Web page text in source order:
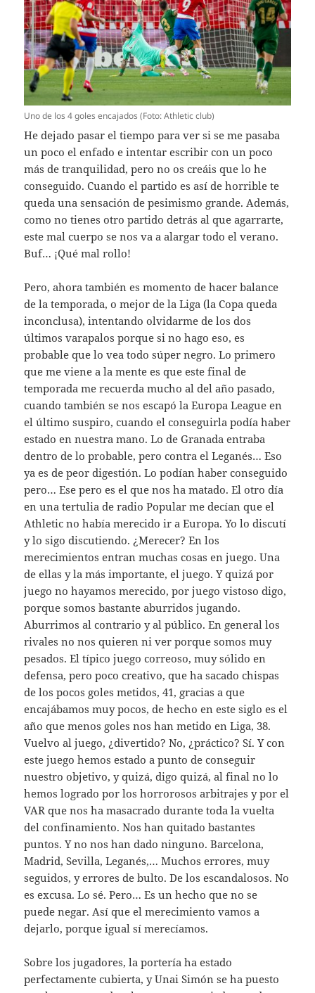
Uno de los 4 goles encajados (Foto: Athletic club)
He dejado pasar el tiempo para ver si se me pasaba
un poco el enfado e intentar escribir con un poco
más de tranquilidad, pero no os creáis que lo he
conseguido. Cuando el partido es así de horrible te
queda una sensación de pesimismo grande. Además,
como no tienes otro partido detrás al que agarrarte,
este mal cuerpo se nos va a alargar todo el verano.
Buf… ¡Qué mal rollo!
Pero, ahora también es momento de hacer balance
de la temporada, o mejor de la Liga (la Copa queda
inconclusa), intentando olvidarme de los dos
últimos varapalos porque si no hago eso, es
probable que lo vea todo súper negro. Lo primero
que me viene a la mente es que este final de
temporada me recuerda mucho al del año pasado,
cuando también se nos escapó la Europa League en
el último suspiro, cuando el conseguirla podía haber
estado en nuestra mano. Lo de Granada entraba
dentro de lo probable, pero contra el Leganés… Eso
ya es de peor digestión. Lo podían haber conseguido
pero… Ese pero es el que nos ha matado. El otro día
en una tertulia de radio Popular me decían que el
Athletic no había merecido ir a Europa. Yo lo discutí
y lo sigo discutiendo. ¿Merecer? En los
merecimientos entran muchas cosas en juego. Una
de ellas y la más importante, el juego. Y quizá por
juego no hayamos merecido, por juego vistoso digo,
porque somos bastante aburridos jugando.
Aburrimos al contrario y al público. En general los
rivales no nos quieren ni ver porque somos muy
pesados. El típico juego correoso, muy sólido en
defensa, pero poco creativo, que ha sacado chispas
de los pocos goles metidos, 41, gracias a que
encajábamos muy pocos, de hecho en este siglo es el
año que menos goles nos han metido en Liga, 38.
Vuelvo al juego, ¿divertido? No, ¿práctico? Sí. Y con
este juego hemos estado a punto de conseguir
nuestro objetivo, y quizá, digo quizá, al final no lo
hemos logrado por los horrorosos arbitrajes y por el
VAR que nos ha masacrado durante toda la vuelta
del confinamiento. Nos han quitado bastantes
puntos. Y no nos han dado ninguno. Barcelona,
Madrid, Sevilla, Leganés,… Muchos errores, muy
seguidos, y errores de bulto. De los escandalosos. No
es excusa. Lo sé. Pero… Es un hecho que no se
puede negar. Así que el merecimiento vamos a
dejarlo, porque igual sí merecíamos.
Sobre los jugadores, la portería ha estado
perfectamente cubierta, y Unai Simón se ha puesto